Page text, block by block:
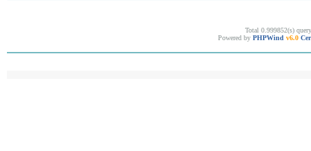
Total 0.999852(s)
Powered by PHPWind v6.0